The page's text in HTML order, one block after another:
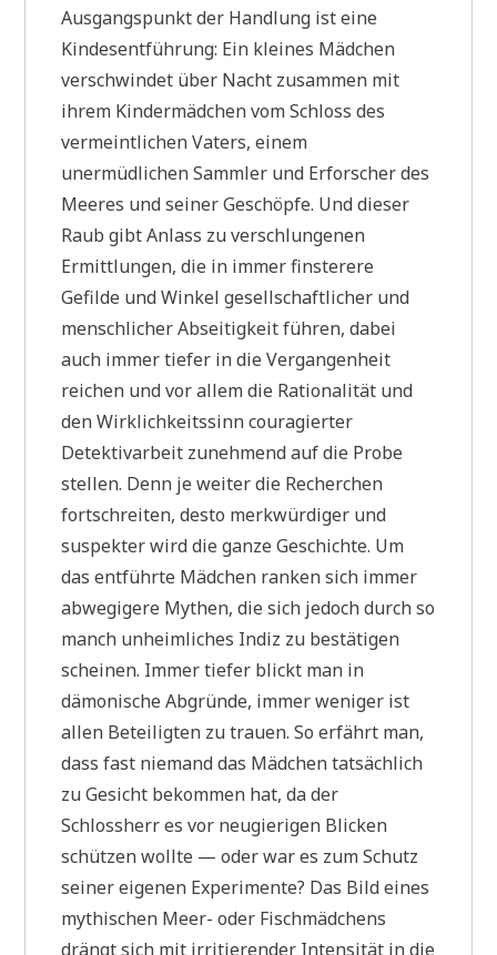
Ausgangspunkt der Handlung ist eine
Kindesentführung: Ein kleines Mädchen
verschwindet über Nacht zusammen mit
ihrem Kindermädchen vom Schloss des
vermeintlichen Vaters, einem
unermüdlichen Sammler und Erforscher des
Meeres und seiner Geschöpfe. Und dieser
Raub gibt Anlass zu verschlungenen
Ermittlungen, die in immer finsterere
Gefilde und Winkel gesellschaftlicher und
menschlicher Abseitigkeit führen, dabei
auch immer tiefer in die Vergangenheit
reichen und vor allem die Rationalität und
den Wirklichkeitssinn couragierter
Detektivarbeit zunehmend auf die Probe
stellen. Denn je weiter die Recherchen
fortschreiten, desto merkwürdiger und
suspekter wird die ganze Geschichte. Um
das entführte Mädchen ranken sich immer
abwegigere Mythen, die sich jedoch durch so
manch unheimliches Indiz zu bestätigen
scheinen. Immer tiefer blickt man in
dämonische Abgründe, immer weniger ist
allen Beteiligten zu trauen. So erfährt man,
dass fast niemand das Mädchen tatsächlich
zu Gesicht bekommen hat, da der
Schlossherr es vor neugierigen Blicken
schützen wollte — oder war es zum Schutz
seiner eigenen Experimente? Das Bild eines
mythischen Meer- oder Fischmädchens
drängt sich mit irritierender Intensität in die